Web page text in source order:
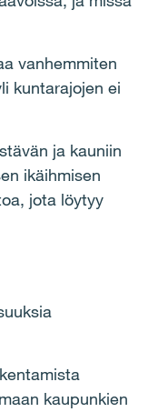
vanhemmiten
kuntarajojen ei
ja kauniin
ikäihmisen
jota löytyy
kaupunkien